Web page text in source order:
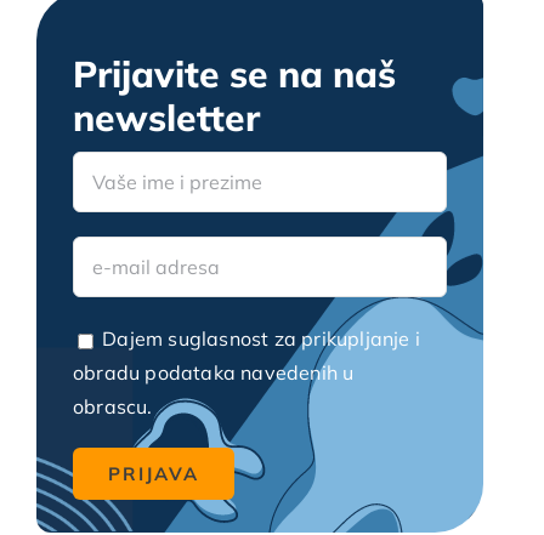
Upute i savjeti u stomatologiji
Zanimljivosti u stomatologiji
Video blogovi
Prijavite se na naš
newsletter
Dajem suglasnost za prikupljanje i
obradu podataka navedenih u
obrascu.